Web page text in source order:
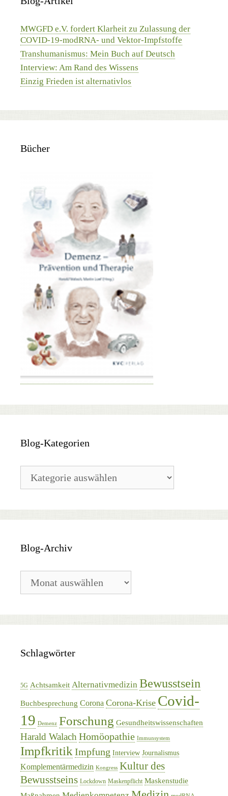
MWGFD e.V. fordert Klarheit zu Zulassung der
COVID-19-modRNA- und Vektor-Impfstoffe
Transhumanismus: Mein Buch auf Deutsch
Interview: Am Rand des Wissens
Einzig Frieden ist alternativlos
Bücher
Blog-Kategorien
Kategorien
Blog-Archiv
Archiv
Schlagwörter
5G Achtsamkeit Alternativmedizin Bewusstsein
Buchbesprechung Corona Corona-Krise Covid-
19 Demenz Forschung Gesundheitswissenschaften
Harald Walach Homöopathie Immunsystem
Impfkritik Impfung Interview Journalismus
Komplementärmedizin Kongress Kultur des
Bewusstseins Lockdown Maskenpflicht Maskenstudie